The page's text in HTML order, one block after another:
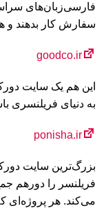
فارسی‌زبان‌های
سفارش کار بدهند و
goodco.ir
این هم یک سایت
به دنیای فریلنسری
ponisha.ir
بزرگ‌ترین سایت
فریلنسر را دورهم
می‌کند. هر پروژه‌ای